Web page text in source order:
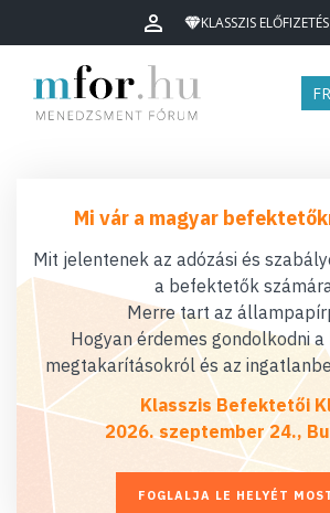
KLASSZIS ELŐFIZETÉS
Mi vár a magyar
Mit jelentenek az adózási és
a befektetők
Merre tart az
Hogyan érdemes gondolkodni a
megtakarításokról és az
Klasszis Befektetői
2026. szeptember 24.,
FOGLALJA LE HELYÉT